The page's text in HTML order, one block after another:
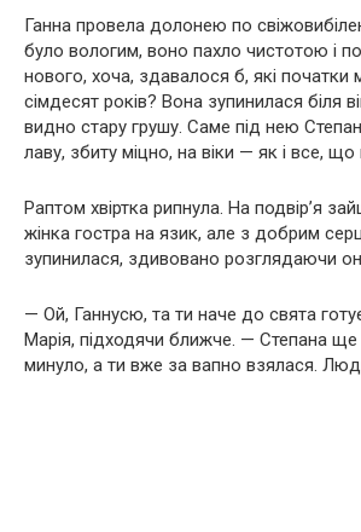
Ганна провела долонею по
було вологим, воно пахло чистотою і
нового, хоча, здавалося б, які початки
сімдесят років? Вона зупинилася біля
видно стару грушу. Саме під нею
лаву, збиту міцно, на віки — як і все, що
Раптом хвіртка рипнула. На подвір’я
жінка гостра на язик, але з добрим
зупинилася, здивовано розглядаючи
— Ой, Ганнусю, та ти наче до свята
Марія, підходячи ближче. — Степана ще
минуло, а ти вже за вапно взялася.